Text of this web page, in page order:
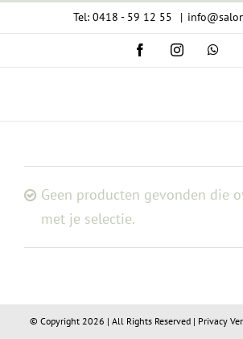
Tel: 0418 - 59 12 55 |
FacebookInstagram
Geen producten gevonden die
met je selectie.
© Copyright 2026 | All Rights Reserved | Privacy